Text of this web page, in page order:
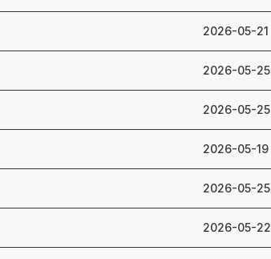
2026-05-21
2026-05-25
2026-05-25
2026-05-19
2026-05-25
2026-05-22